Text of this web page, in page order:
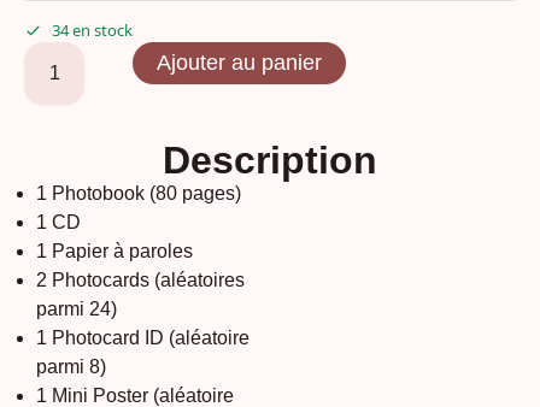
34 en stock
Ajouter au panier
Description
1 Photobook (80 pages)
1 CD
1 Papier à paroles
2 Photocards (aléatoires
parmi 24)
1 Photocard ID (aléatoire
parmi 8)
1 Mini Poster (aléatoire